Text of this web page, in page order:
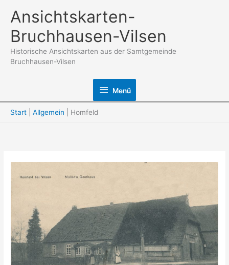
Inhalt
springen
Ansichtskarten-
Bruchhausen-Vilsen
Historische Ansichtskarten aus der Samtgemeinde
Bruchhausen-Vilsen
Menü
Menü
Start Allgemein Homfeld